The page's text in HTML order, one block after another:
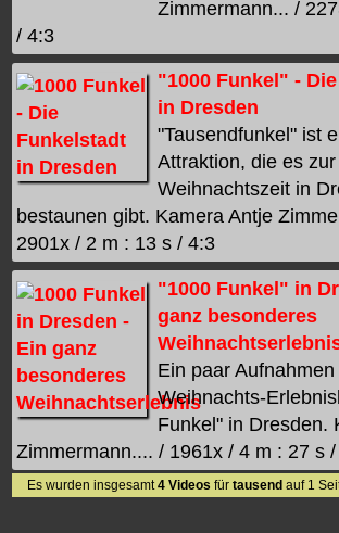
Zimmermann... /
/ 4:3
"1000 Funkel" -
in Dresden
"Tausendfunkel" ist
Attraktion, die es zur
Weihnachtszeit in
bestaunen gibt. Kamera Antje
2901x / 2 m : 13 s / 4:3
"1000 Funkel" in
ganz besonderes
Ein paar
Weihnachts-
Funkel" in Dresden.
Zimmermann.... / 1961x / 4 m : 27 s
Es wurden insgesamt4 Videos fürtausend auf 1